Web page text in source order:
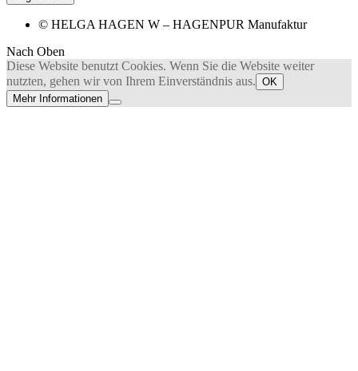
© HELGA HAGEN W – HAGENPUR Manufaktur
Nach Oben
Diese Website benutzt Cookies. Wenn Sie die Website weiter
nutzten, gehen wir von Ihrem Einverständnis aus. OK
Mehr Informationen